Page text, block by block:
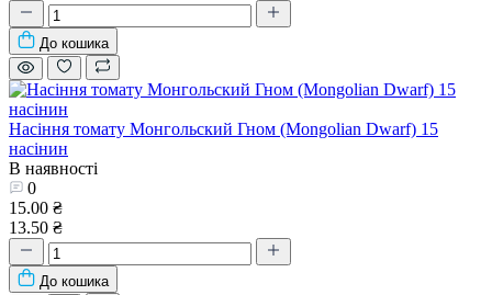
До кошика
Насіння томату Монгольский Гном (Mongolian Dwarf) 15
насінин
В наявності
0
15.00 ₴
13.50 ₴
До кошика